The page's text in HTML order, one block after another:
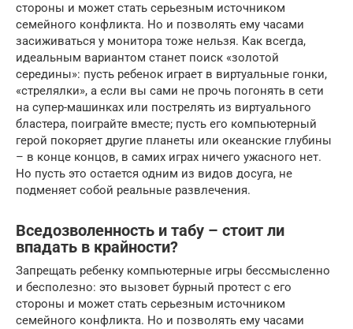
стороны и может стать серьезным источником
семейного конфликта. Но и позволять ему часами
засиживаться у монитора тоже нельзя. Как всегда,
идеальным вариантом станет поиск «золотой
середины»: пусть ребенок играет в виртуальные гонки,
«стрелялки», а если вы сами не прочь погонять в сети
на супер-машинках или пострелять из виртуального
бластера, поиграйте вместе; пусть его компьютерный
герой покоряет другие планеты или океанские глубины
– в конце концов, в самих играх ничего ужасного нет.
Но пусть это остается одним из видов досуга, не
подменяет собой реальные развлечения.
Вседозволенность и табу – стоит ли
впадать в крайности?
Запрещать ребенку компьютерные игры бессмысленно
и бесполезно: это вызовет бурный протест с его
стороны и может стать серьезным источником
семейного конфликта. Но и позволять ему часами